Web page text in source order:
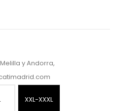
y Andorra,
XXL-XXXL